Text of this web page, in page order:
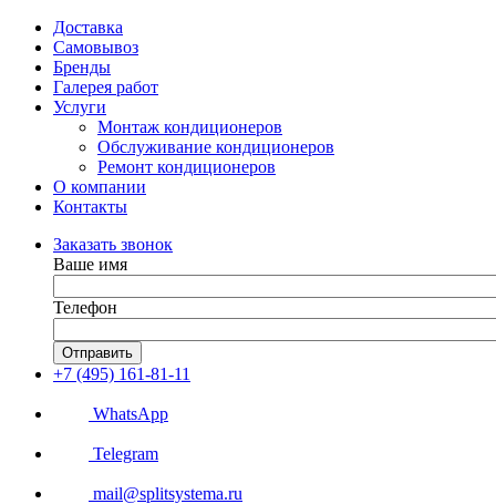
Доставка
Самовывоз
Бренды
Галерея работ
Услуги
Монтаж кондиционеров
Обслуживание кондиционеров
Ремонт кондиционеров
О компании
Контакты
Заказать звонок
Ваше имя
Телефон
Отправить
+7 (495) 161-81-11
WhatsApp
Telegram
mail@splitsystema.ru